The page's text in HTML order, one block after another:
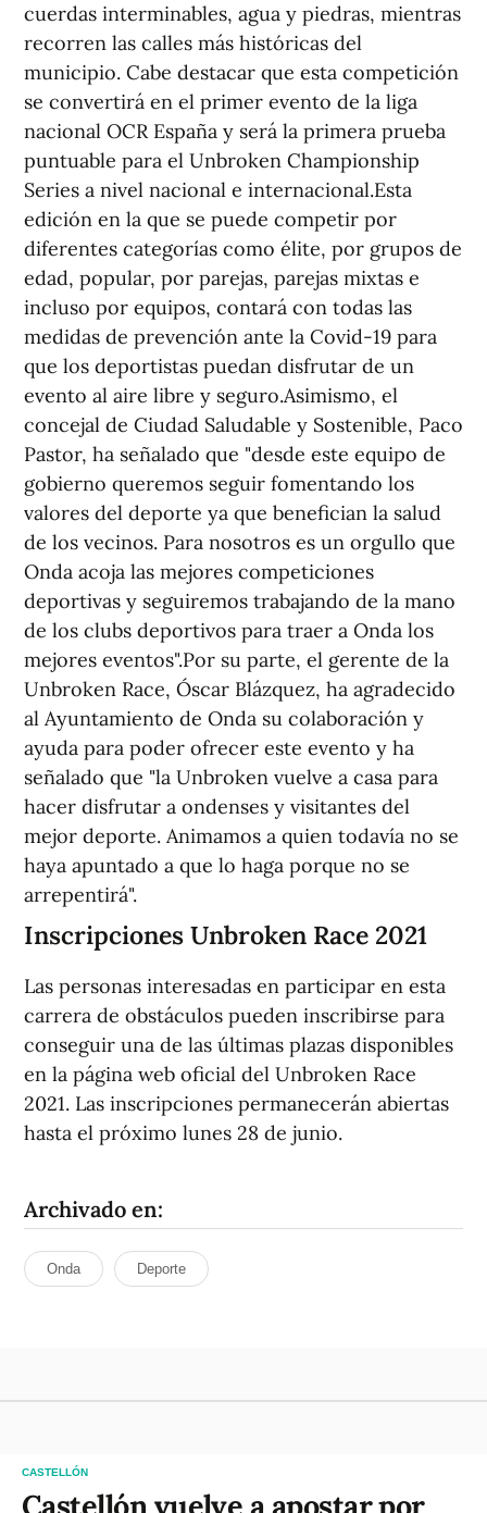
cuerdas interminables, agua y piedras, mientras
recorren las calles más históricas del
municipio. Cabe destacar que esta competición
se convertirá en el primer evento de la liga
nacional OCR España y será la primera prueba
puntuable para el Unbroken Championship
Series a nivel nacional e internacional.Esta
edición en la que se puede competir por
diferentes categorías como élite, por grupos de
edad, popular, por parejas, parejas mixtas e
incluso por equipos, contará con todas las
medidas de prevención ante la Covid-19 para
que los deportistas puedan disfrutar de un
evento al aire libre y seguro.Asimismo, el
concejal de Ciudad Saludable y Sostenible, Paco
Pastor, ha señalado que "desde este equipo de
gobierno queremos seguir fomentando los
valores del deporte ya que benefician la salud
de los vecinos. Para nosotros es un orgullo que
Onda acoja las mejores competiciones
deportivas y seguiremos trabajando de la mano
de los clubs deportivos para traer a Onda los
mejores eventos".Por su parte, el gerente de la
Unbroken Race, Óscar Blázquez, ha agradecido
al Ayuntamiento de Onda su colaboración y
ayuda para poder ofrecer este evento y ha
señalado que "la Unbroken vuelve a casa para
hacer disfrutar a ondenses y visitantes del
mejor deporte. Animamos a quien todavía no se
haya apuntado a que lo haga porque no se
arrepentirá".
Inscripciones Unbroken Race 2021
Las personas interesadas en participar en esta
carrera de obstáculos pueden inscribirse para
conseguir una de las últimas plazas disponibles
en la página web oficial del Unbroken Race
2021. Las inscripciones permanecerán abiertas
hasta el próximo lunes 28 de junio.
Archivado en:
Onda Deporte
CASTELLÓN
Castellón vuelve a apostar por